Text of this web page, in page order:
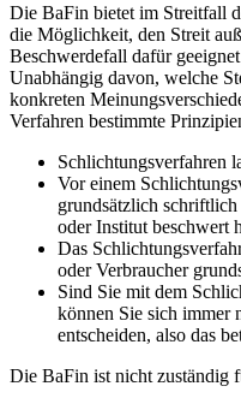
Die BaFin bietet im Streitfall
die Möglichkeit, den Streit
Beschwerdefall dafür
Unabhängig davon, welche
konkreten
Verfahren bestimmte
Schlichtungsverfahren
Vor einem
grundsätzlich
oder Institut beschwert
Das
oder Verbraucher
Sind Sie mit dem
können Sie sich immer
entscheiden, also das
Die BaFin ist nicht zuständig